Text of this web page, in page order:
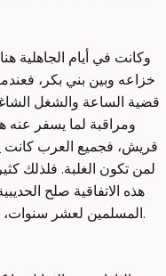
وكانت في أيام الجاهلية
خزاعه وبين بني بكر،
قضية الساعة والشغل
ومراقبة لما يسفر عنه
قريش، فجميع العرب كانت
لمن تكون الغلبة. فلذلك
هذه الاتفاقية صلح
المسلمين لعشر سنوات، عادت هذه الثارات إلى السطح مرة أخرى.